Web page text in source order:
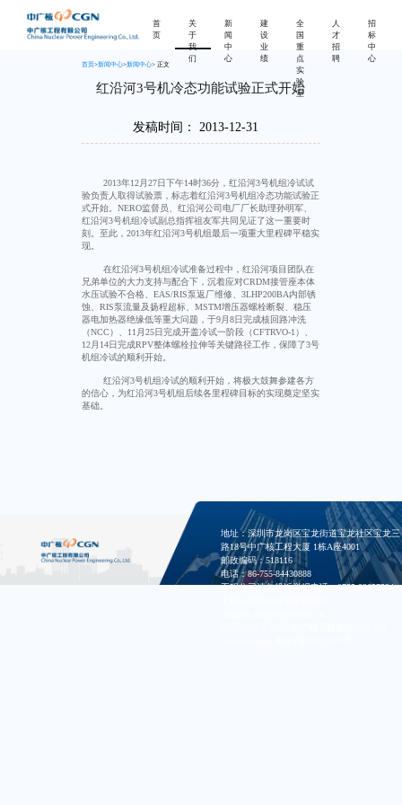
首
页
关
于
我
们
新
闻
中
心
建
设
业
绩
全
国
重
点
实
验
室
人
才
招
聘
招
标
中
心
首页>新闻中心>新闻中心> 正文
红沿河3号机冷态功能试验正式开始
发稿时间： 2013-12-31
2013年12月27日下午14时36分，红沿河3号机组冷试试
验负责人取得试验票，标志着红沿河3号机组冷态功能试验正
式开始。 NERO监督员、红沿河公司电厂厂长助理孙明军、
红沿河3号机组冷试副总指挥祖友军共同见证了这一重要时
刻。至此， 2013年红沿河3号机组最后一项重大里程碑平稳实
现。
在红沿河3号机组冷试准备过程中，红沿河项目团队在
兄弟单位的大力支持与配合下，沉着应对CRDM接管座本体
水压试验不合格、 EAS/RIS泵返厂维修、 3LHP200BA内部锈
蚀、 RIS泵流量及扬程超标、 MSTM增压器螺栓断裂、稳压
器电加热器绝缘低等重大问题，于9月8日完成核回路冲洗
（NCC）、 11 月25日完成开盖冷试一阶段（CFTRVO-1 ）、
12月 14日完成RPV整体螺栓拉伸等关键路径工作，保障了3号
机组冷试的顺利开始。
红沿河3号机组冷试的顺利开始，将极大鼓舞参建各方
的信心，为红沿河3号机组后续各里程碑目标的实现奠定坚实
基础。
地址：深圳市龙岗区宝龙街道宝龙社区宝龙三
路18号中广核工程大厦 1栋A座4001
邮政编码：518116
电话：86-755-84430888
工程公司清欠投诉举报电话：0755-82657524